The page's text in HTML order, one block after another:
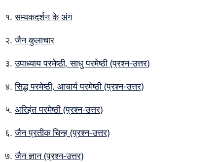
सम्यकदर्शन के अंग
जैन कुलाचार
उपाध्याय परमेष्ठी, साधु परमेष्ठी (प्रश्न-उत्तर)
सिद्ध परमेष्ठी, आचार्य परमेष्ठी (प्रश्न-उत्तर)
अरिहंत परमेष्ठी (प्रश्न-उत्तर)
जैन प्रतीक चिन्ह (प्रश्न-उत्तर)
जैन ज्ञान (प्रश्न-उत्तर)